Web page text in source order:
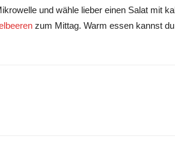
und wähle lieber einen Salat mit
zum Mittag. Warm essen kannst